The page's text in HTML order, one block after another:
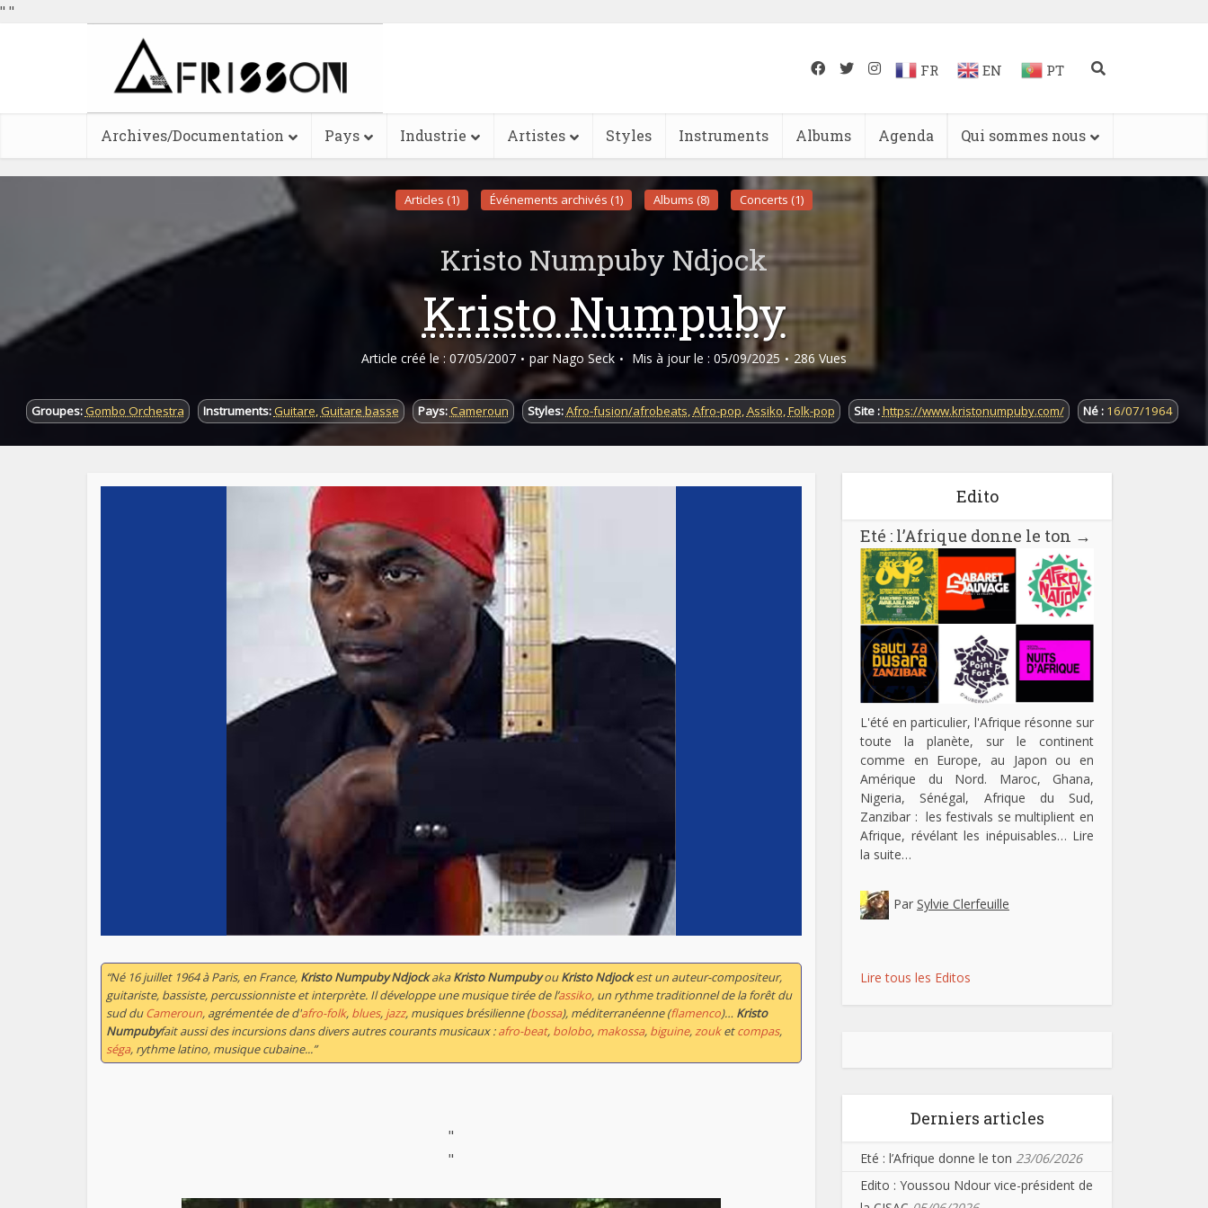
" "
FR EN PT
Archives/Documentation Pays Industrie Artistes Styles Instruments Albums Agenda Qui sommes nous
Articles (1) Événements archivés (1) Albums (8) Concerts (1)
Kristo Numpuby Ndjock
Kristo Numpuby
Article créé le : 07/05/2007 par Nago Seck Mis à jour le : 05/09/2025 286 Vues
Groupes:Gombo Orchestra Instruments:Guitare,Guitare basse Pays:Cameroun Styles:Afro-fusion/afrobeats,Afro-pop,Assiko,Folk-pop Site :https://www.kristonumpuby.com/ Né : 16/07/1964
“Né 16 juillet 1964 à Paris, en France, Kristo Numpuby NdjockakaKristo NumpubyouKristo Ndjockest un auteur-compositeur,
guitariste, bassiste, percussionniste et interprète. Il développe une musique tirée de l’assiko, un rythme traditionnel de la forêt du
sud duCameroun, agrémentée de d'afro-folk, blues, jazz, musiques brésilienne (bossa), méditerranéenne (flamenco)… Kristo
Numpubyfait aussi des incursions dans divers autres courants musicaux :afro-beat, bolobo, makossa, biguine,zouketcompas,
séga, rythme latino, musique cubaine...”
"
"
Edito
Eté : l’Afrique donne le ton →
L'été en particulier, l'Afrique résonne sur
toute la planète, sur le continent
comme en Europe, au Japon ou en
Amérique du Nord. Maroc, Ghana,
Nigeria, Sénégal, Afrique du Sud,
Zanzibar : les festivals se multiplient en
Afrique, révélant les inépuisables… Lire
la suite…
Par Sylvie Clerfeuille
Lire tous les Editos
Derniers articles
Eté : l’Afrique donne le ton 23/06/2026
Edito : Youssou Ndour vice-président de